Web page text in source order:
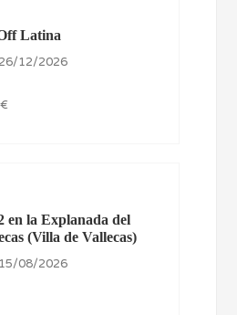
Latina
12/2026
en la Explanada del
(Villa de Vallecas)
08/2026